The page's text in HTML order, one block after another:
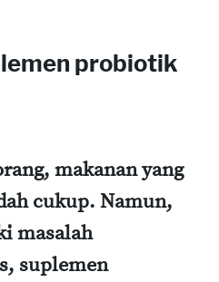
probiotik
makanan yang
cukup. Namun,
masalah
suplemen